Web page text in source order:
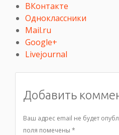
ВКонтакте
Одноклассники
Mail.ru
Google+
Livejournal
Добавить
Ваш адрес email не будет
поля помечены *